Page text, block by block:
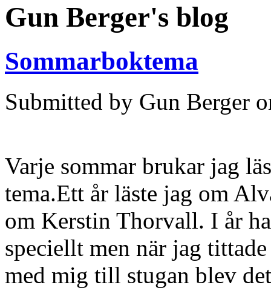
Gun Berger's blog
Sommarboktema
Submitted by Gun Berger
Varje sommar brukar jag
tema.Ett år läste jag om
om Kerstin Thorvall. I år
speciellt men när jag
med mig till stugan blev